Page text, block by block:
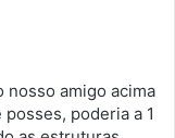
nosso amigo acima
poderia a 1